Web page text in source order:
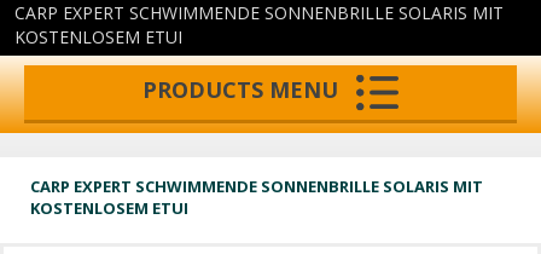
CARP EXPERT SCHWIMMENDE SONNENBRILLE SOLARIS MIT
KOSTENLOSEM ETUI
PRODUCTS MENU
CARP EXPERT SCHWIMMENDE SONNENBRILLE SOLARIS MIT
KOSTENLOSEM ETUI